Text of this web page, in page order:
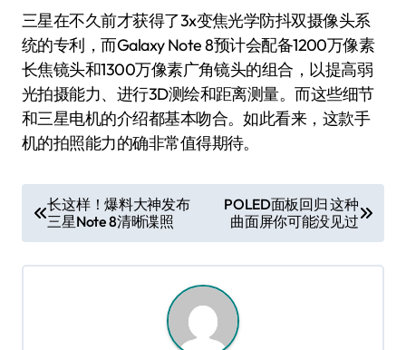
三星在不久前才获得了3x变焦光学防抖双摄像头系
统的专利，而Galaxy Note 8预计会配备1200万像素
长焦镜头和1300万像素广角镜头的组合，以提高弱
光拍摄能力、进行3D测绘和距离测量。而这些细节
和三星电机的介绍都基本吻合。如此看来，这款手
机的拍照能力的确非常值得期待。
章
导
长这样！爆料大神发布
三星Note 8清晰谍照
POLED面板回归 这种
曲面屏你可能没见过